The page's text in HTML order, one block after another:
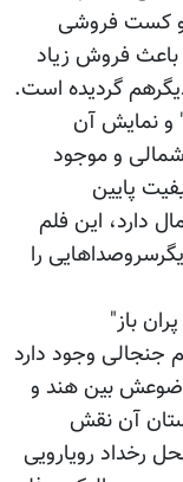
کست فروشی
باعث فروش زیاد
گردیده است.
و نمایش آن
و موجود
پایین
دارد، این فلم
را
باز"
جنجالی وجود دارد
بین هند و
آن نقش
رخداد رویارویی